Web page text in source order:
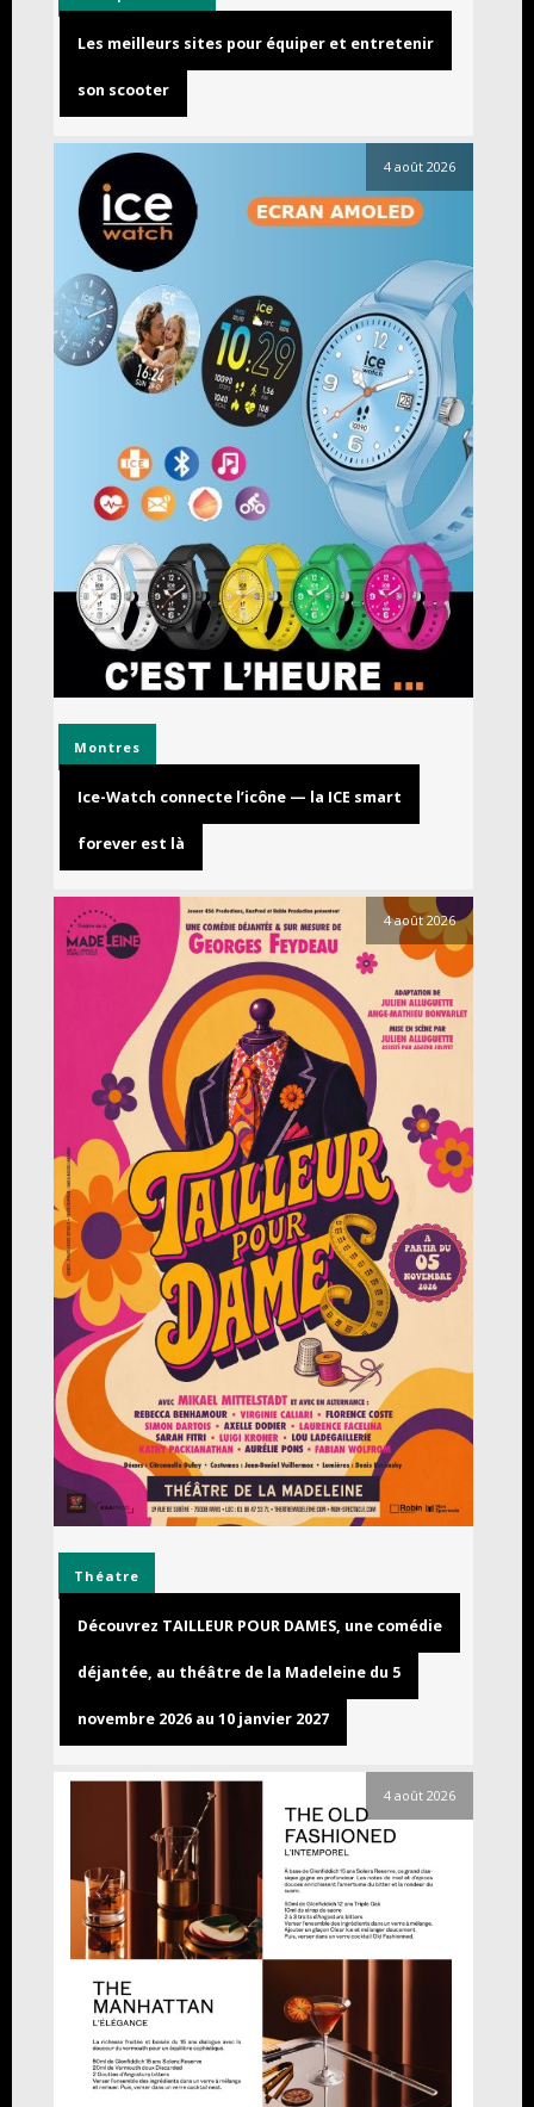
Les meilleurs sites pour équiper et entretenir
son scooter
4 août 2026
Montres
Ice-Watch connecte l’icône — la ICE smart
forever est là
4 août 2026
Théatre
Découvrez TAILLEUR POUR DAMES, une comédie
déjantée, au théâtre de la Madeleine du 5
novembre 2026 au 10 janvier 2027
4 août 2026